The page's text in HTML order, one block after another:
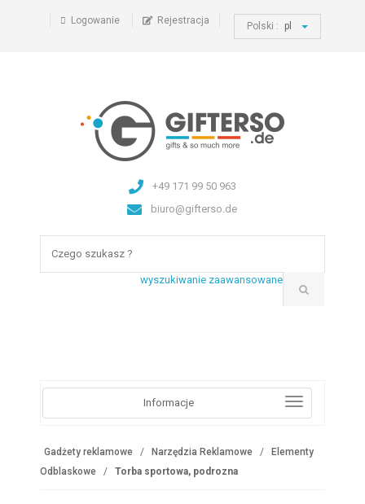
Logowanie Rejestracja Polski : pl
+49 171 99 50 963
biuro@gifterso.de
wyszukiwanie zaawansowane
Informacje
Gadżety reklamowe Narzędzia Reklamowe
Elementy
Odblaskowe
Torba sportowa, podrozna